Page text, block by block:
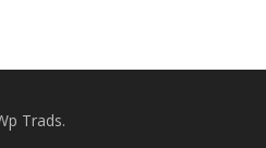
Trads.